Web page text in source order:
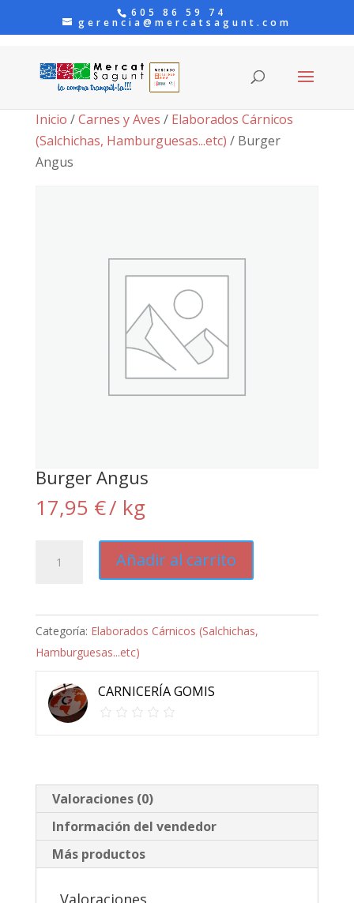
605 86 59 74
gerencia@mercatsagunt.com
Inicio /Carnes y Aves / Elaborados Cárnicos
(Salchichas, Hamburguesas...etc) / Burger
Angus
Burger Angus
17,95 €/ kg
Angus
Añadir al carrito
Categoría: Elaborados Cárnicos (Salchichas,
Hamburguesas...etc)
CARNICERÍA GOMIS
Valoraciones (0)
Información del vendedor
Más productos